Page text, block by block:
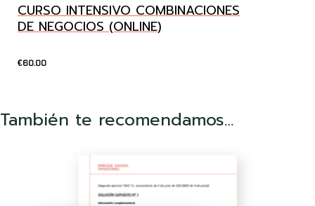
CURSO INTENSIVO COMBINACIONES
DE NEGOCIOS (ONLINE)
€60.00
También te recomendamos…